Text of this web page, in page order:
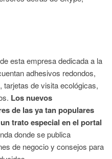
esta empresa dedicada a la
adhesivos redondos,
de visita ecológicas,
Los nuevos
de las ya tan populares
trato especial en el portal
donde se publica
de negocio y consejos para